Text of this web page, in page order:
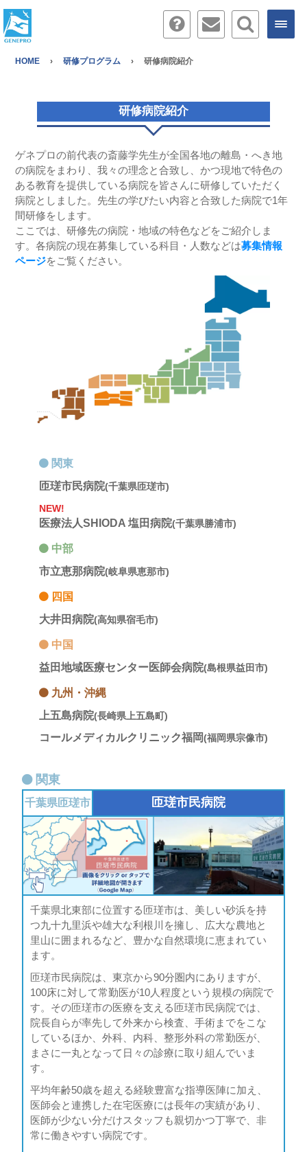
HOME 研修プログラム 研修病院紹介
研修病院紹介
ゲネプロの前代表の斎藤学先生が全国各地の離島・へき地
の病院をまわり、我々の理念と合致し、かつ現地で特色の
ある教育を提供している病院を皆さんに研修していただく
病院としました。先生の学びたい内容と合致した病院で1年
間研修をします。
ここでは、研修先の病院・地域の特色などをご紹介しま
す。各病院の現在募集している科目・人数などは募集情報
ページをご覧ください。
関東
匝瑳市民病院(千葉県匝瑳市)
NEW!
医療法人SHIODA 塩田病院(千葉県勝浦市)
中部
市立恵那病院(岐阜県恵那市)
四国
大井田病院(高知県宿毛市)
中国
益田地域医療センター医師会病院(島根県益田市)
九州・沖縄
上五島病院(長崎県上五島町)
コールメディカルクリニック福岡(福岡県宗像市)
関東
千葉県匝瑳市 匝瑳市民病院
千葉県北東部に位置する匝瑳市は、美しい砂浜を持
つ九十九里浜や雄大な利根川を擁し、広大な農地と
里山に囲まれるなど、豊かな自然環境に恵まれてい
ます。
匝瑳市民病院は、東京から90分圏内にありますが、
100床に対して常勤医が10人程度という規模の病院で
す。その匝瑳市の医療を支える匝瑳市民病院では、
院長自らが率先して外来から検査、手術までをこな
しているほか、外科、内科、整形外科の常勤医が、
まさに一丸となって日々の診療に取り組んでいま
す。
平均年齢50歳を超える経験豊富な指導医陣に加え、
医師会と連携した在宅医療には長年の実績があり、
医師が少ない分だけスタッフも親切かつ丁寧で、非
常に働きやすい病院です。